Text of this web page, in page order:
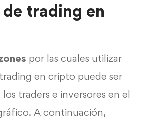
trading en
por las cuales utilizar
en cripto puede ser
traders e inversores en el
A continuación,